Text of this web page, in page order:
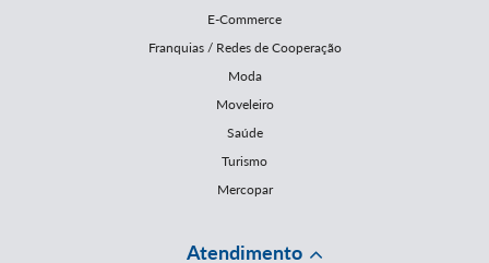
E-Commerce
Franquias / Redes de Cooperação
Moda
Moveleiro
Saúde
Turismo
Mercopar
Atendimento